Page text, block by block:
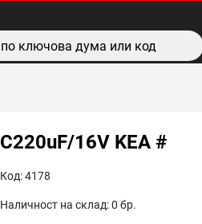
C220uF/16V KEA #
Код:4178
Наличност на склад:0 бр.